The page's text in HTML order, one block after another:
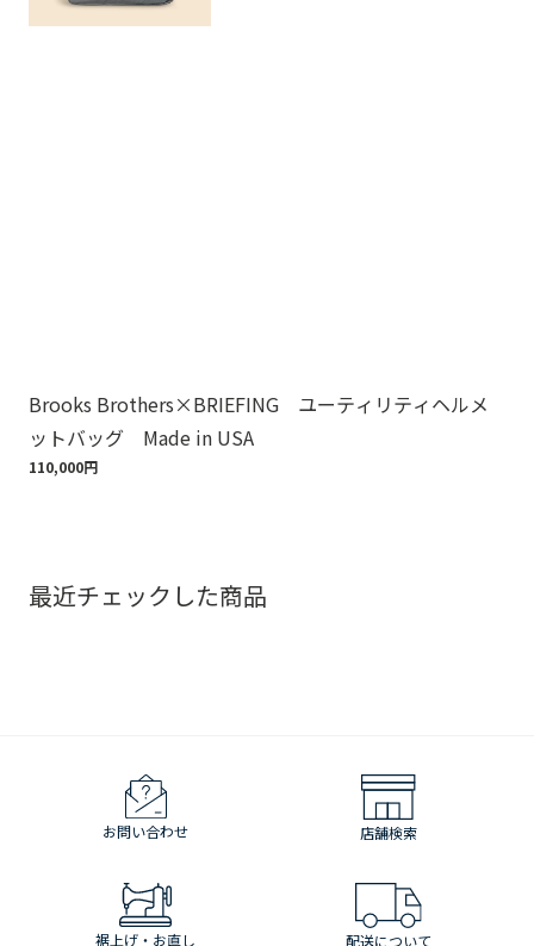
Brooks Brothers×BRIEFING ユーティリティヘルメ
ットバッグ Made in USA
110,000円
最近チェックした商品
お問い合わせ 店舗検索
裾上げ・お直し 配送について